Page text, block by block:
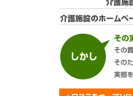
＜個人情報苦情及び相談窓口＞
株式会社クリエイターズネクスト
TEL:0120-21-7070
（受付時間 10時～19時 土日祝日